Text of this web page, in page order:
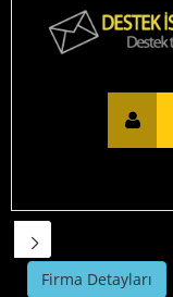
Firma Detayları